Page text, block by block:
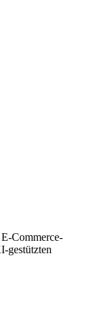
Commerce-
gestützten